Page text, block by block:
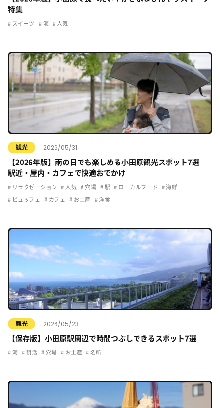
特集
スイーツ 海 人気
観光 2026/05/31
【2026年版】雨の日でも楽しめる小田原観光スポット7選｜
駅近・屋内・カフェで快適おでかけ
リラクゼーション 人気 穴場 駅 ローカルフード 海鮮
ビュッフェ カフェ お土産 洋食
観光 2026/05/23
【保存版】小田原駅周辺で時間つぶしできるスポット7選
海 朝活 穴場 お土産 名所